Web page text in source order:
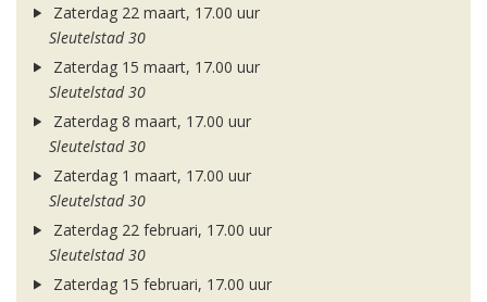
Zaterdag 22 maart, 17.00 uur
Sleutelstad 30
Zaterdag 15 maart, 17.00 uur
Sleutelstad 30
Zaterdag 8 maart, 17.00 uur
Sleutelstad 30
Zaterdag 1 maart, 17.00 uur
Sleutelstad 30
Zaterdag 22 februari, 17.00 uur
Sleutelstad 30
Zaterdag 15 februari, 17.00 uur